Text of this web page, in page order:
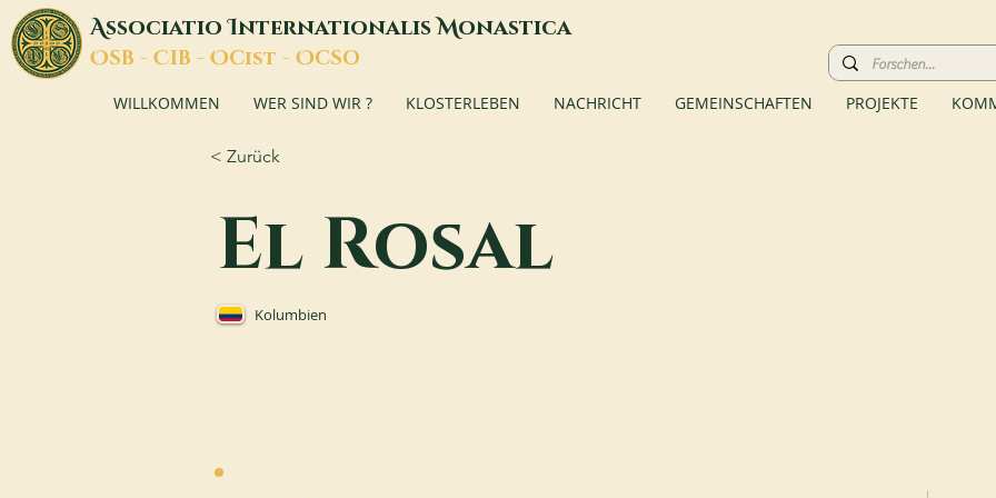
AssociatioInternationalisMonastica
OSB - CIB - OCist - OCSO
WILLKOMMEN WER SIND WIR ? KLOSTERLEBEN NACHRICHT GEMEINSCHAFTEN PROJEKTE
< Zurück
El Rosal
Kolumbien